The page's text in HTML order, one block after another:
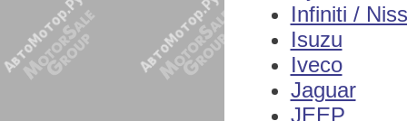
Infiniti /
Isuzu
Iveco
Jaguar
JEEP